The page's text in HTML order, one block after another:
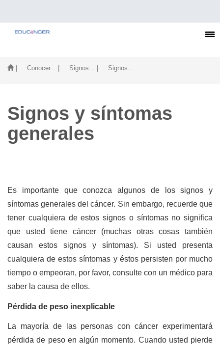
| Conocer... | Signos... | Signos...
Signos y síntomas
generales
Es importante que conozca algunos de los signos y
síntomas generales del cáncer. Sin embargo, recuerde que
tener cualquiera de estos signos o síntomas no significa
que usted tiene cáncer (muchas otras cosas también
causan estos signos y síntomas). Si usted presenta
cualquiera de estos síntomas y éstos persisten por mucho
tiempo o empeoran, por favor, consulte con un médico para
saber la causa de ellos.
Pérdida de peso inexplicable
La mayoría de las personas con cáncer experimentará
pérdida de peso en algún momento. Cuando usted pierde